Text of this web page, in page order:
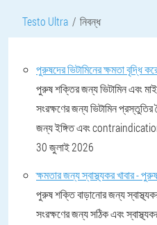
Testo Ultra নিবন্ধ
পুরুষদের ভিটামিনের ক্ষমতা বৃদ্ধি
পুরুষ শক্তির জন্য ভিটামিন এবং
সংরক্ষণের জন্য ভিটামিন প্রস্তুতির
জন্য ইঙ্গিত এবং
30 জুলাই 2026
ক্ষমতার জন্য স্বাস্থ্যকর খাবার -
পুরুষ শক্তি বাড়ানোর জন্য
সংরক্ষণের জন্য সঠিক এবং